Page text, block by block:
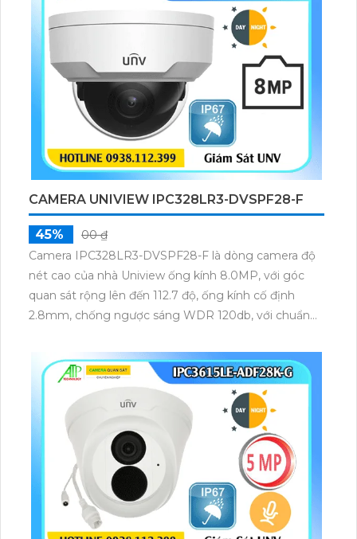
CAMERA UNIVIEW IPC328LR3-DVSPF28-F
45%
00 ₫
Camera IPC328LR3-DVSPF28-F là dòng camera độ
nét cao của nhà Uniview ống kính 8.0MP, với góc
quan sát rộng lên đến 112.7 độ, ống kính cố định
2.8mm, chống ngược sáng WDR 120db, với chuẩn
loại và nhựa chắc chắn